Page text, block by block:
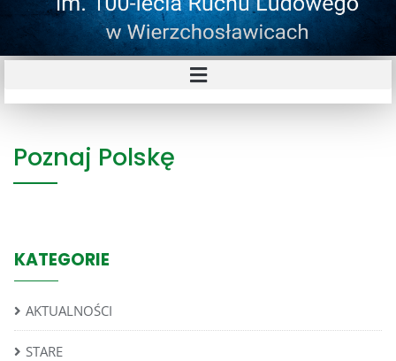
Poznaj Polskę
KATEGORIE
AKTUALNOŚCI
STARE